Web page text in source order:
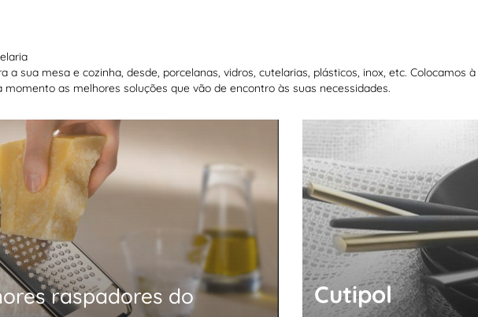
a sua mesa e cozinha, desde, porcelanas, vidros, cutelarias, plásticos, inox, etc. Colocamos
as melhores soluções que vão de encontro às suas necessidades.
raspadores do
Cutipol